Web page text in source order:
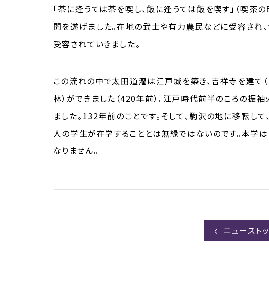
「茶に逢うては茶を喫し、飯に逢うては飯を喫す」（喫
開を遂げました。在地の武士や有力農民などに受容され
受容されていきました。
この流れの中で太田道灌は江戸城を築き、吉祥寺を建て
林）ができました（420年前）。江戸時代前半のころの振
ました。132年前のことです。そして、駒沢の地に移転
人の学生が在学することとは無縁ではないのです。本学
なりません。
ニュースト